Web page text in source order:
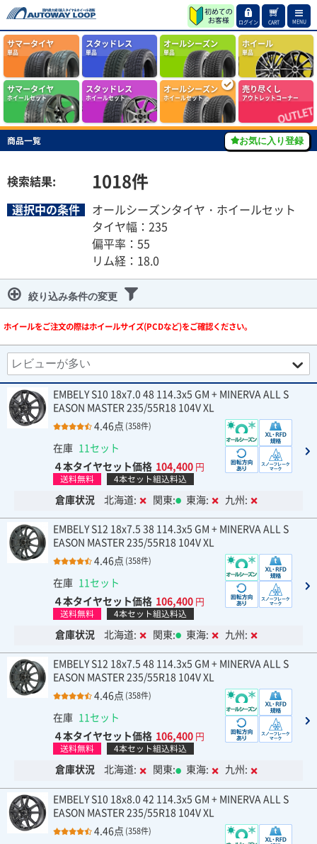
ログイン CART MENU
サマータイヤ
単品
スタッドレス
単品
オールシーズン
単品
ホイール
単品
サマータイヤ
ホイールセット
スタッドレス
ホイールセット
オールシーズン
ホイールセット
売り尽くし
アウトレットコーナー
商品一覧
検索結果: 1018件
選択中の条件
オールシーズンタイヤ・ホイールセット
タイヤ幅：235
偏平率：55
リム経：18.0
絞り込み条件の変更
ホイールをご注文の際はホイールサイズ(PCDなど)をご確認ください。
お気に入り登録
EMBELY S10 18x7.0 48 114.3x5 GM + MINERVA ALL S
EASON MASTER 235/55R18 104V XL
4.46点 (358件)
在庫 11セット
４本タイヤセット価格 104,400 円
送料無料 4本セット組込料込
倉庫状況 北海道: 関東: 東海: 九州:
EMBELY S12 18x7.5 38 114.3x5 GM + MINERVA ALL S
EASON MASTER 235/55R18 104V XL
4.46点 (358件)
在庫 11セット
４本タイヤセット価格 106,400 円
送料無料 4本セット組込料込
倉庫状況 北海道: 関東: 東海: 九州:
EMBELY S12 18x7.5 48 114.3x5 GM + MINERVA ALL S
EASON MASTER 235/55R18 104V XL
4.46点 (358件)
在庫 11セット
４本タイヤセット価格 106,400 円
送料無料 4本セット組込料込
倉庫状況 北海道: 関東: 東海: 九州:
EMBELY S10 18x8.0 42 114.3x5 GM + MINERVA ALL S
EASON MASTER 235/55R18 104V XL
4.46点 (358件)